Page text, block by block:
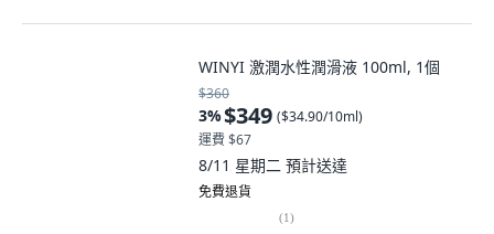
WINYI 激潤水性潤滑液 100ml, 1個
$360
3%$349 ($34.90/10ml)
運費 $67
8/11 星期二 預計送達
免費退貨
(1)